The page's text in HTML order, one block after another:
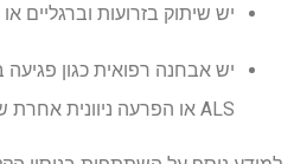
יש שיתוק בזרועות וברגליים
יש אבחנה רפואית כגון
ALS או הפרעה ניוונית אחרת של נוירונים מוטוריים.